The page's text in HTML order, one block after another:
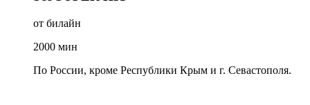
от билайн
2000 мин
По России, кроме Республики Крым и г. Севастополя.